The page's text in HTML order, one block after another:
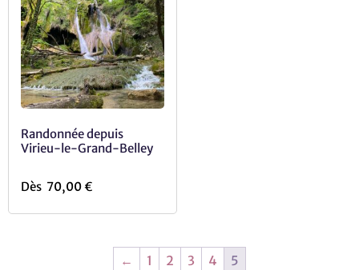
Randonnée depuis
Virieu-le-Grand-Belley
Dès 70,00€
← 1 2 3 4 5